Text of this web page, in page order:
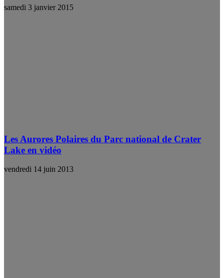
samedi 3 janvier 2015
Les Aurores Polaires du Parc national de Crater
Lake en vidéo
vendredi 14 juin 2013